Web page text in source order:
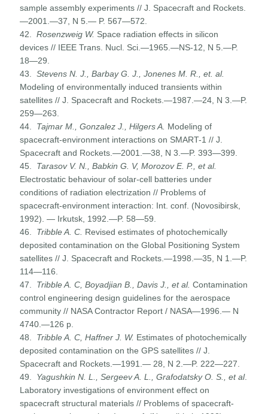
sample assembly experiments // J. Spacecraft and Rockets.
—2001.—37, N 5.— P. 567—572.
42.Rosenzweig W. Space radiation effects in silicon
devices // IEEE Trans. Nucl. Sci.—1965.—NS-12, N 5.—P.
18—29.
43.Stevens N. J., Barbay G. J., Jonenes M. R., et. al.
Modeling of environmentally induced transients within
satellites // J. Space­craft and Rockets.—1987.—24, N 3.—P.
259—263.
44. Tajmar M., Gonzalez J., Hilgers A. Modeling of
spacecraft-en­vironment interactions on SMART-1 // J.
Spacecraft and Rockets.—2001.—38, N 3.—P. 393—399.
45. Tarasov V. N., Babkin G. V, Morozov E. P., et al.
Electrostatic behaviour of solar-cell batteries under
conditions of radiation electrization // Problems of
spacecraft-environment interaction: Int. conf. (Novosibirsk,
1992). — Irkutsk, 1992.—P. 58—59.
46. Tribble A. C. Revised estimates of photochemically
deposited contamination on the Global Positioning System
satellites // J. Spacecraft and Rockets.—1998.—35, N 1.—P.
114—116.
47. Tribble A. C, BoyadjianВ ., Davis J., et al.Contamination
control engineering design guidelines for the aerospace
com­munity // NASA Contractor Report / NASA—1996.— N
4740.—126 p.
48. Tribble A. C, Haffner J. W. Estimates of photochemically
deposited contamination on the GPS satellites // J.
Spacecraft and Rockets.—1991.— 28, N 2.—P. 222—227.
49. Yagushkin N. L., Sergeev A. L., Grafodatsky O. S., et al.
Laboratory investigations of environment effect on
spacecraft structural materials // Problems of spacecraft-